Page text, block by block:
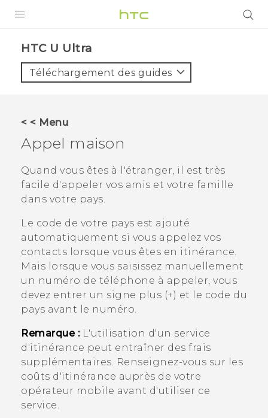
VIVE
ASSISTANCE
HTC U Ultra‎
Téléchargement des guides
< < Menu
Appel maison
Quand vous êtes à l'étranger, il est très
facile d'appeler vos amis et votre famille
dans votre pays.
Le code de votre pays est ajouté
automatiquement si vous appelez vos
contacts lorsque vous êtes en itinérance.
Mais lorsque vous saisissez manuellement
un numéro de téléphone à appeler, vous
devez entrer un signe plus (+) et le code du
pays avant le numéro.
Remarque :L'utilisation d'un service
d'itinérance peut entraîner des frais
supplémentaires. Renseignez-vous sur les
coûts d'itinérance auprès de votre
opérateur mobile avant d'utiliser ce
service.